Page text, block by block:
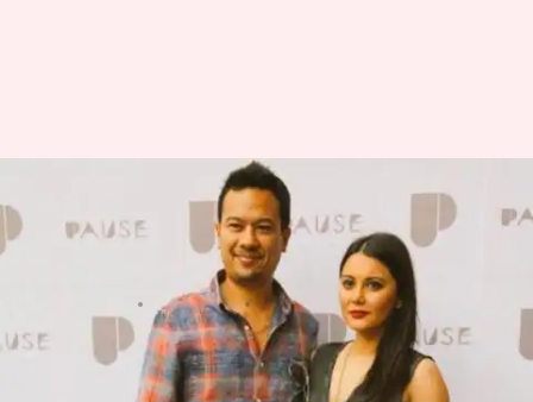
मिनिषा लांबा ने शादी के पांच साल
बाद पति रयान से लिया तलाक, खुद
Aug 04, 2020 03:58 pm